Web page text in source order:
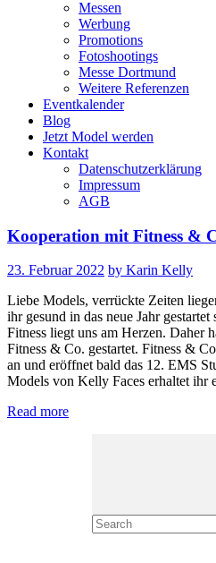
Messen
Werbung
Promotions
Fotoshootings
Messe Dortmund
Weitere Referenzen
Eventkalender
Blog
Jetzt Model werden
Kontakt
Datenschutzerklärung
Impressum
AGB
Kooperation mit Fitness &
23. Februar 2022 by Karin Kelly
Liebe Models, verrückte Zeiten
ihr gesund in das neue Jahr
Fitness liegt uns am Herzen. Daher
Fitness & Co. gestartet. Fitness &
an und eröffnet bald das 12. EMS
Models von Kelly Faces erhaltet
Read more